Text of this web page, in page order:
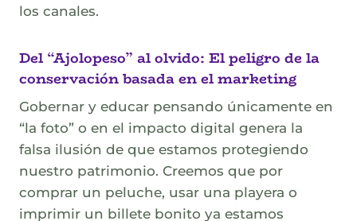
los canales.
Del “Ajolopeso” al olvido: El peligro de la
conservación basada en el marketing
Gobernar y educar pensando únicamente en
“la foto” o en el impacto digital genera la
falsa ilusión de que estamos protegiendo
nuestro patrimonio. Creemos que por
comprar un peluche, usar una playera o
imprimir un billete bonito ya estamos